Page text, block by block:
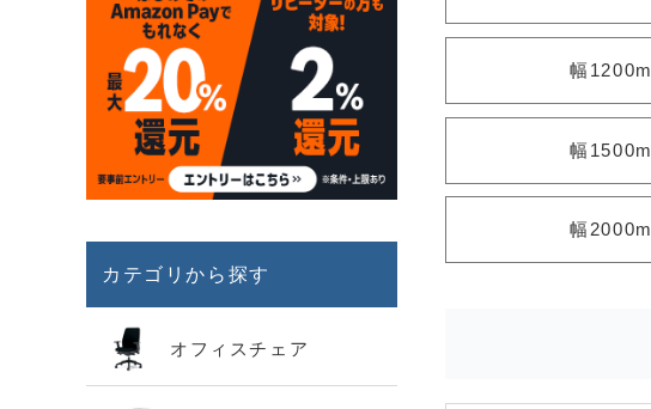
幅
幅
幅
カテゴリから探す
オフィスチェア